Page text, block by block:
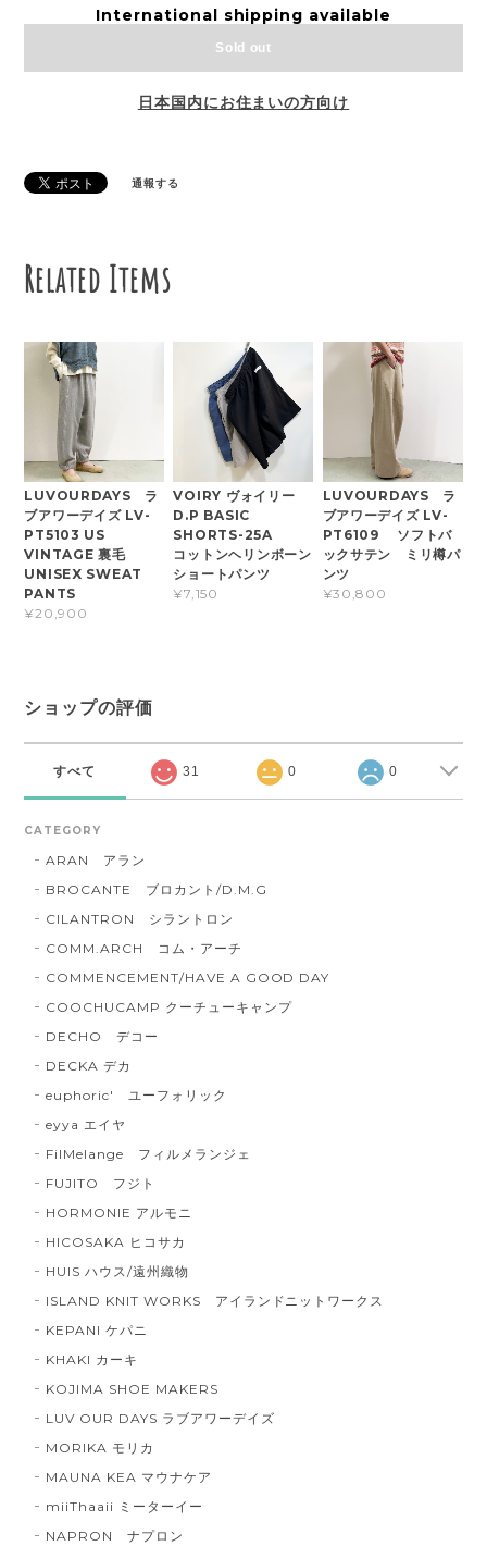
International shipping available
Sold out
日本国内にお住まいの方向け
通報する
Related Items
LUVOURDAYS ラ
ブアワーデイズ LV-
PT5103 US
VINTAGE 裏毛
UNISEX SWEAT
PANTS
¥20,900
VOIRY ヴォイリー
D.P BASIC
SHORTS-25A
コットンヘリンボーン
ショートパンツ
¥7,150
LUVOURDAYS ラ
ブアワーデイズ LV-
PT6109 ソフトバ
ックサテン ミリ樽パ
ンツ
¥30,800
ショップの評価
すべて 31 0 0
CATEGORY
ARAN アラン
BROCANTE ブロカント/D.M.G
CILANTRON シラントロン
COMM.ARCH コム・アーチ
COMMENCEMENT/HAVE A GOOD DAY
COOCHUCAMP クーチューキャンプ
DECHO デコー
DECKA デカ
euphoric' ユーフォリック
eyya エイヤ
FilMelange フィルメランジェ
FUJITO フジト
HORMONIE アルモニ
HICOSAKA ヒコサカ
HUIS ハウス/遠州織物
ISLAND KNIT WORKS アイランドニットワークス
KEPANI ケパニ
KHAKI カーキ
KOJIMA SHOE MAKERS
LUV OUR DAYS ラブアワーデイズ
MORIKA モリカ
MAUNA KEA マウナケア
miiThaaii ミーターイー
NAPRON ナプロン